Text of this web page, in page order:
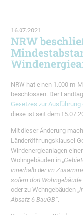
16.07.2021
NRW
NRW hat einen 1.000 m-
beschlossen. Der
Gesetzes zur Ausführung
diese ist seit dem
Mit dieser Änderung
Länderöffnungsklausel
Windenergieanlagen
Wohngebäuden in „
innerhalb der im
sofern dort
oder zu Wohngebäuden „
Absatz 6 BauGB“